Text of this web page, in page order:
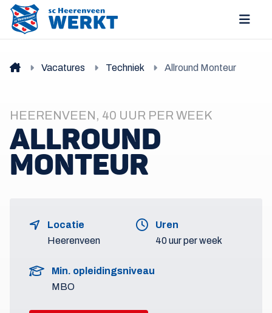
Vacatures Techniek Allround Monteur
HEERENVEEN, 40 UUR PER WEEK
ALLROUND
MONTEUR
Locatie
Heerenveen
Uren
40 uur per week
Min. opleidingsniveau
MBO